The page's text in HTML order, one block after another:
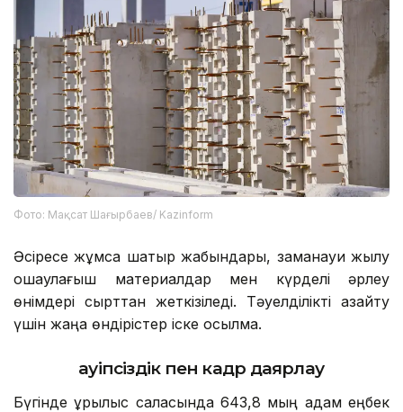
Фото: Мақсат Шағырбаев/ Kazinform
Әсіресе жұмсақ шатыр жабындары, заманауи жылу
оқшаулағыш материалдар мен күрделі әрлеу
өнімдері сырттан жеткізіледі. Тәуелділікті азайту
үшін жаңа өндірістер іске қосылмақ.
Қауіпсіздік пен кадр даярлау
Бүгінде құрылыс саласында 643,8 мың адам еңбек